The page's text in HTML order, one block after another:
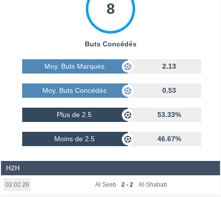
8
Buts Concédés
Moy. Buts Marqués 2.13
Moy. Buts Concédés 0.53
Plus de 2.5 53.33%
Moins de 2.5 46.67%
H2H
02.02.26 Al Seeb 2 - 2 Al-Shabab